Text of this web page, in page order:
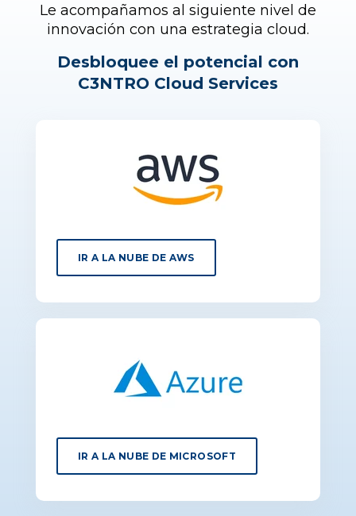
Le acompañamos al siguiente nivel de
innovación con una estrategia cloud.
Desbloquee el potencial con
C3NTRO Cloud Services
IR A LA NUBE DE AWS
IR A LA NUBE DE MICROSOFT